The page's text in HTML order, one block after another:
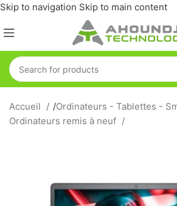
Skip to navigation Skip to main content
Accueil /Ordinateurs - Tablettes -
Ordinateurs remis à neuf